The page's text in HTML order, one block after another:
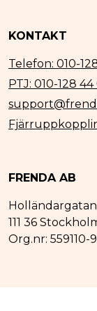
KONTAKT
Telefon: 010-
PTJ: 010-128
FRENDA AB
Holländargatan
111 36
Org.nr: 559110-